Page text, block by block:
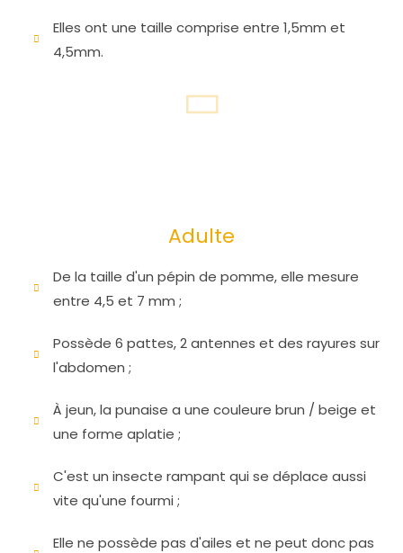
Elles ont une taille comprise entre 1,5mm et
4,5mm.
Adulte
De la taille d'un pépin de pomme, elle mesure
entre 4,5 et 7 mm ;
Possède 6 pattes, 2 antennes et des rayures sur
l'abdomen ;
À jeun, la punaise a une couleure brun / beige et
une forme aplatie ;
C'est un insecte rampant qui se déplace aussi
vite qu'une fourmi ;
Elle ne possède pas d'ailes et ne peut donc pas